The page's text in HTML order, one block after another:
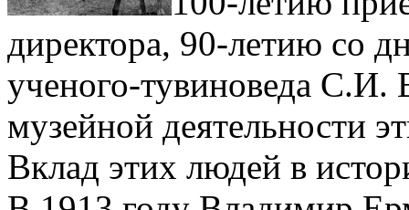
директора, 90-летию со
ученого-тувиноведа
музейной деятельности
Вклад этих людей в